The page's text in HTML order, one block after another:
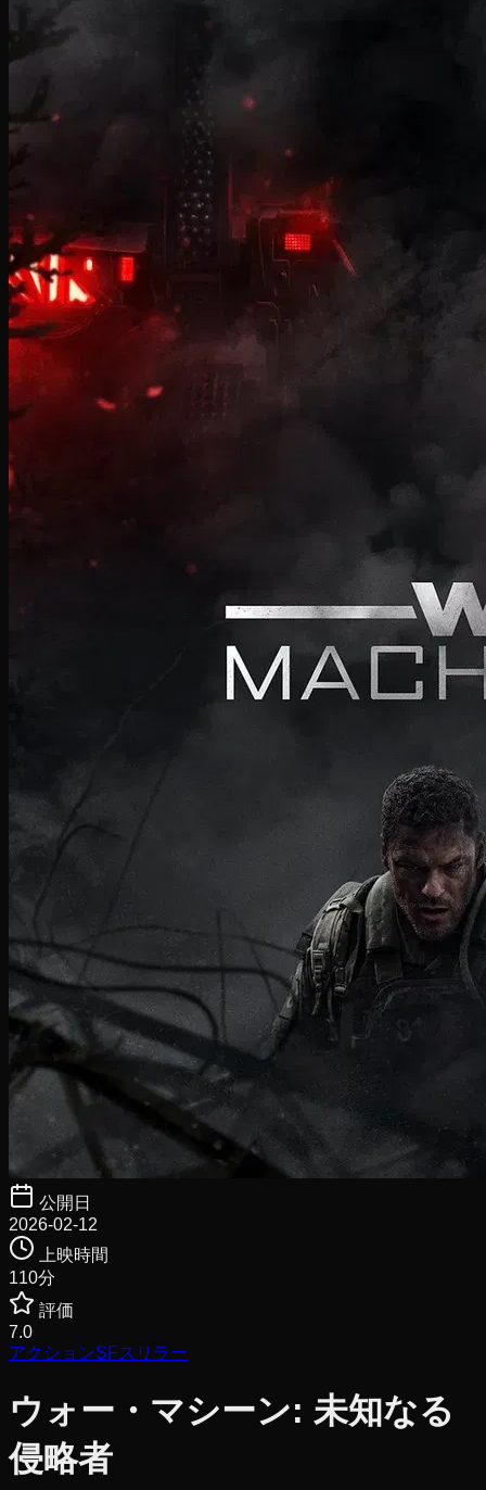
公開日
2026-02-12
上映時間
110分
評価
7.0
アクションSFスリラー
ウォー・マシーン: 未知なる
侵略者